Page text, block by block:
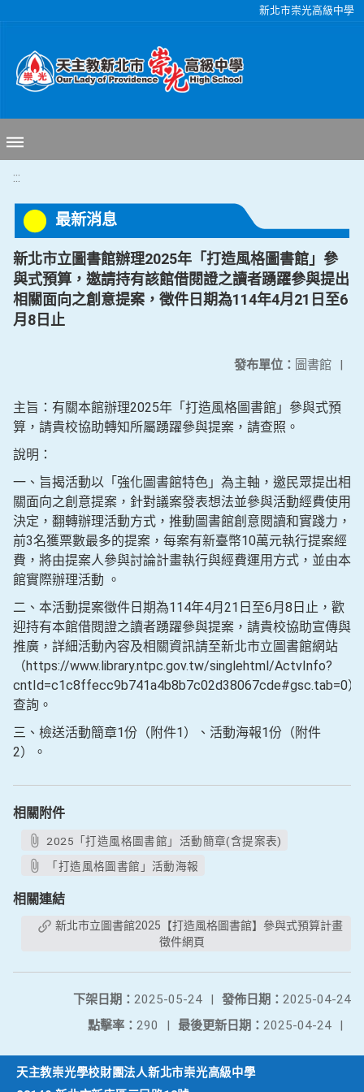
新北市崇光高級中學
:::
最新消息
新北市立圖書館辦理2025年「打造風格圖書館」參
與式預算，邀請持有該館借閱證之讀者踴躍參與提出
相關面向之創意提案，徵件日期為114年4月21日至6
月8日止
發布單位： 圖書館 |
主旨：有關本館辦理2025年「打造風格圖書館」參與式預
算，請貴校協助轉知所屬踴躍參與提案，請查照。
說明：
一、旨揭活動以「強化圖書館特色」為主軸，邀民眾提出相
關面向之創意提案，針對議案發表想法並參與活動經費使用
決定，翻轉辦理活動方式，推動圖書館創意閱讀和實踐力，
前3名獲票數最多的提案，每案有新臺幣10萬元執行提案經
費，將由提案人參與討論計畫執行與經費運用方式，並由本
館實際辦理活動 。
二、本活動提案徵件日期為114年4月21日至6月8日止，歡
迎持有本館借閱證之讀者踴躍參與提案，請貴校協助宣傳與
推廣，詳細活動內容及相關資訊請至新北市立圖書館網站
（https://www.library.ntpc.gov.tw/singlehtml/ActvInfo?
cntId=c1c8ffecc9b741a4b8b7c02d38067cde#gsc.tab=0）
查詢。
三、檢送活動簡章1份（附件1）、活動海報1份（附件
2）。
相關附件
2025「打造風格圖書館」活動簡章(含提案表)
「打造風格圖書館」活動海報
相關連結
徵件網頁
發佈日期： 2025-04-24
下架日期： 2025-05-24
|
最後更新日期： 2025-04-24 |
點擊率： 290 |
天主教崇光學校財團法人新北市崇光高級中學